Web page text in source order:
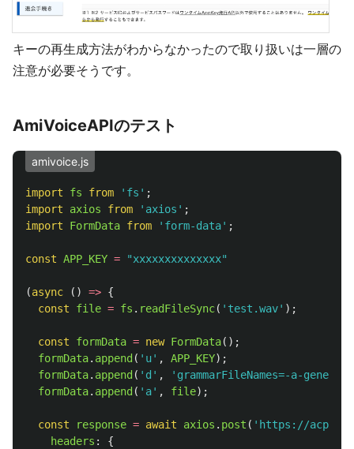
キーの再生成方法がわからなかったので取り扱いは一層の
注意が必要そうです。
AmiVoiceAPIのテスト
amivoice.js
import fs from ' fs ' ;
import
axios from ' axios ' ;
import
FormData from ' form-data' ;
const APP_KEY = "xxxxxxxxxxxxxx"
(async () => {
const
file = fs . readFileSync( ' test.wav' );
const formData = new FormData();
formData. append ( ' u' , APP_KEY);
formData. append ( ' d ' , ' grammarFileNames=-a-
formData. append ( ' a' , file);
const response = await axios . post ( ' https://acp-
headers :
{